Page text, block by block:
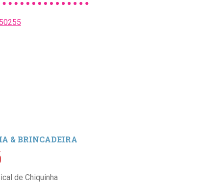
& BRINCADEIRA
de Chiquinha